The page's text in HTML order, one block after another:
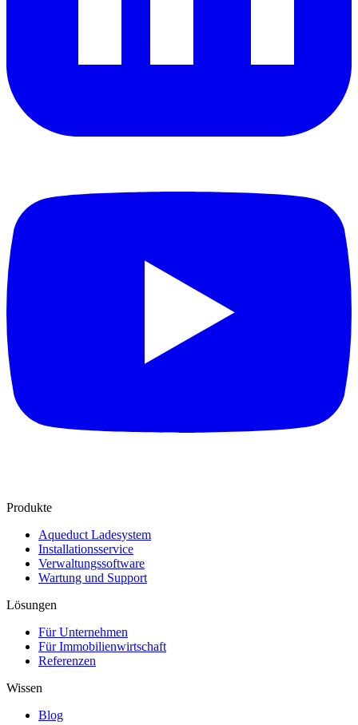
Produkte
Aqueduct Ladesystem
Installationsservice
Verwaltungssoftware
Wartung und Support
Lösungen
Für Unternehmen
Für Immobilienwirtschaft
Referenzen
Wissen
Blog